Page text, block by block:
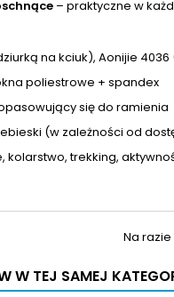
– praktyczne w
na kciuk), Aonijie
poliestrowe + spandex
się do ramienia
(w zależności od
kolarstwo, trekking,
Na
W TEJ SAMEJ